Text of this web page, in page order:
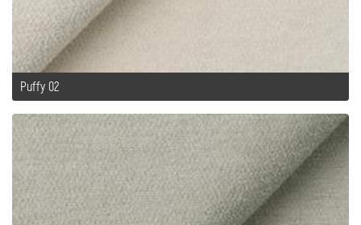
Puffy 02